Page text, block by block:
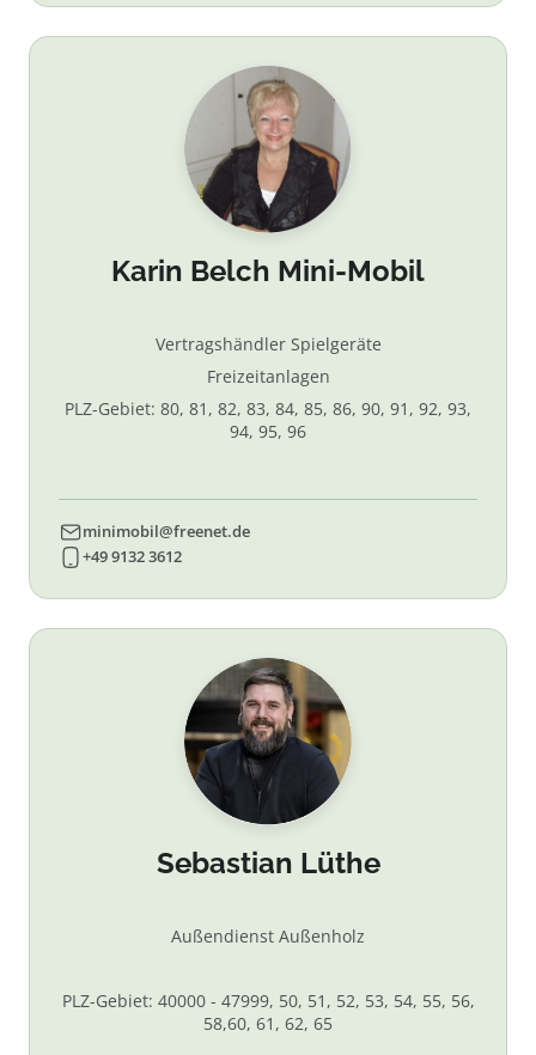
Karin Belch Mini-Mobil
Vertragshändler Spielgeräte
Freizeitanlagen
PLZ-Gebiet: 80, 81, 82, 83, 84, 85, 86, 90, 91, 92, 93,
94, 95, 96
minimobil@freenet.de
+49 9132 3612
Sebastian Lüthe
Außendienst Außenholz
PLZ-Gebiet: 40000 - 47999, 50, 51, 52, 53, 54, 55, 56,
58,60, 61, 62, 65